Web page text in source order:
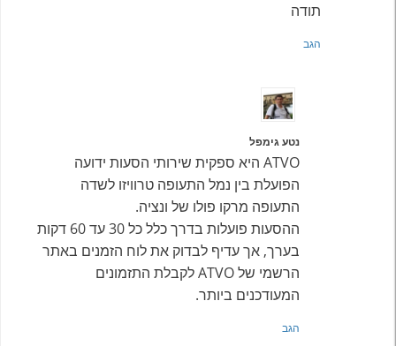
תודה
הגב
נטע גימפל
ATVO היא ספקית שירותי הסעות ידועה
הפועלת בין נמל התעופה טרוויזו לשדה
התעופה מרקו פולו של ונציה.
ההסעות פועלות בדרך כלל כל 30 עד 60 דקות
בערך, אך עדיף לבדוק את לוח הזמנים באתר
הרשמי של ATVO לקבלת התזמונים
המעודכנים ביותר.
הגב